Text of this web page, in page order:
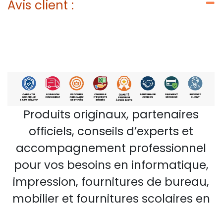
Avis client :
Produits originaux, partenaires
officiels, conseils d’experts et
accompagnement professionnel
pour vos besoins en informatique,
impression, fournitures de bureau,
mobilier et fournitures scolaires en